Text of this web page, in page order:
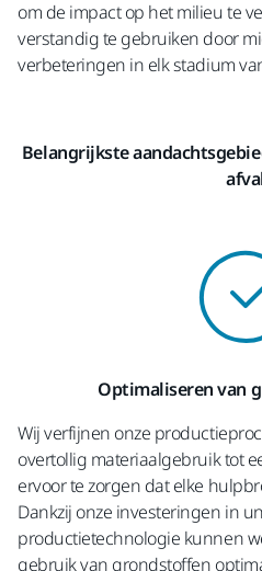
om de impact op het milieu te
verstandig te gebruiken door
verbeteringen in elk stadium
Belangrijkste
Optimaliseren van
Wij verfijnen onze
overtollig materiaalgebruik tot
ervoor te zorgen dat elke
Dankzij onze investeringen in
productietechnologie kunnen
gebruik van grondstoffen